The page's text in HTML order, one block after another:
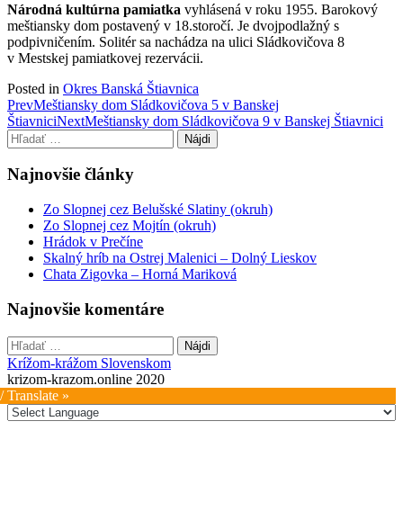
Národná kultúrna pamiatka vyhlásená v roku 1955. Barokový
meštiansky dom postavený v 18.storočí. Je dvojpodlažný s
podpivničením. Solitér sa nachádza na ulici Sládkovičova 8
v Mestskej pamiatkovej rezervácii.
Posted in Okres Banská Štiavnica
Post
navigation
PrevMeštiansky dom Sládkovičova 5 v Banskej
ŠtiavniciNextMeštiansky dom Sládkovičova 9 v Banskej Štiavnici
Hľadať:
Najnovšie články
Zo Slopnej cez Belušské Slatiny (okruh)
Zo Slopnej cez Mojtín (okruh)
Hrádok v Prečíne
Skalný hríb na Ostrej Malenici – Dolný Lieskov
Chata Zigovka – Horná Mariková
Najnovšie komentáre
Hľadať:
Krížom-krážom Slovenskom
krizom-krazom.online 2020
Translate »